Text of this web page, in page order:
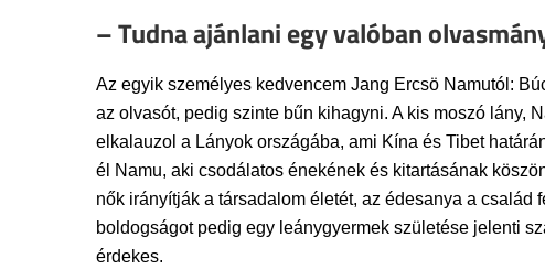
– Tudna ajánlani egy valóban
Az egyik személyes kedvencem Jang Ercsö Namutól:
az olvasót, pedig szinte bűn kihagyni. A kis moszó lány,
elkalauzol a Lányok országába, ami Kína és Tibet
él Namu, aki csodálatos énekének és kitartásának
nők irányítják a társadalom életét, az édesanya a
boldogságot pedig egy leánygyermek születése jelenti
érdekes.